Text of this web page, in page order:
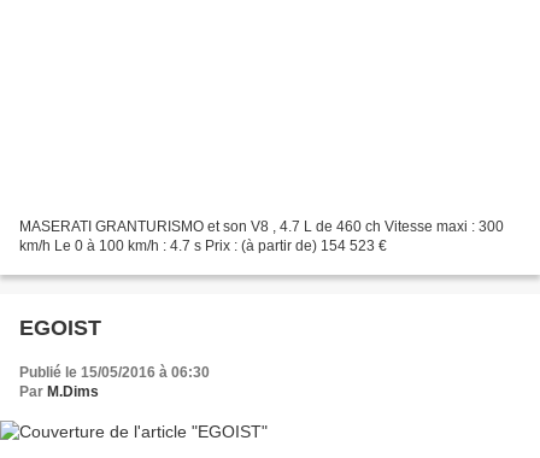
MASERATI GRANTURISMO et son V8 , 4.7 L de 460 ch Vitesse maxi : 300
km/h Le 0 à 100 km/h : 4.7 s Prix : (à partir de) 154 523 €
EGOIST
Publié le 15/05/2016 à 06:30
Par M.Dims